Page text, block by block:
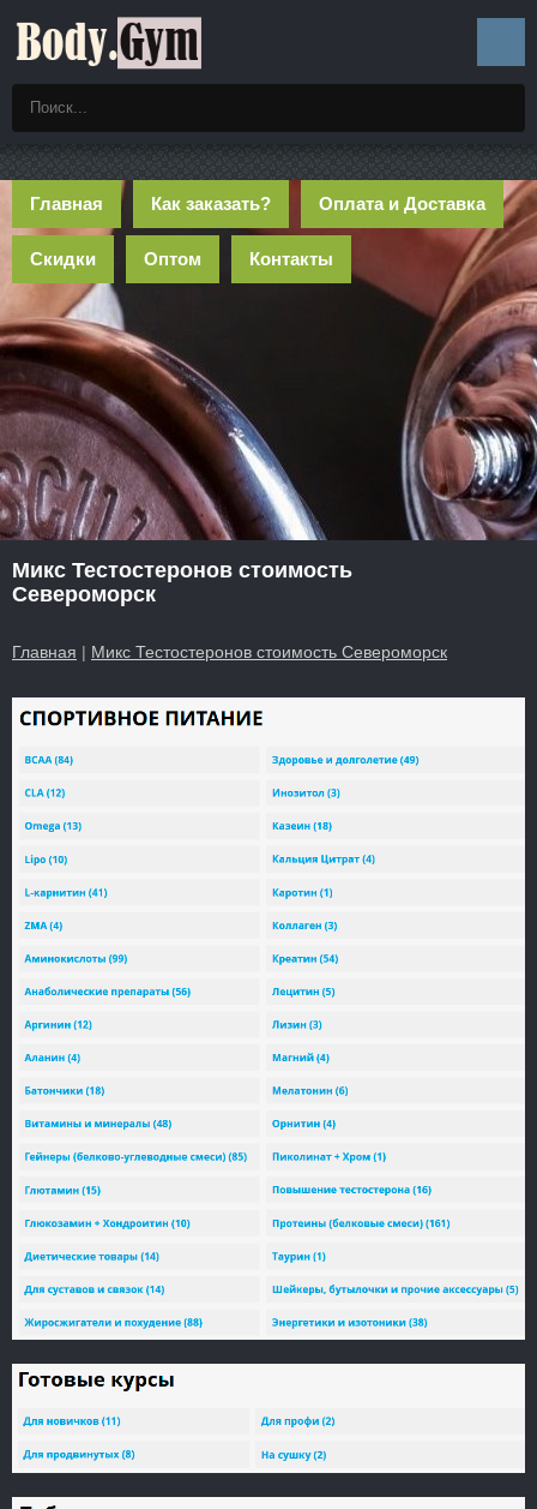
Главная Как заказать? Оплата и Доставка
Скидки Оптом Контакты
Микс Тестостеронов стоимость
Североморск
Главная | Микс Тестостеронов стоимость Североморск